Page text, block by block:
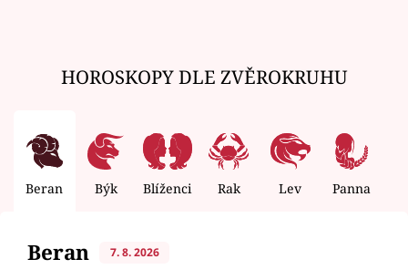
HOROSKOPY DLE ZVĚROKRUHU
Beran Býk Blíženci Rak Lev Panna
Beran 7. 8. 2026